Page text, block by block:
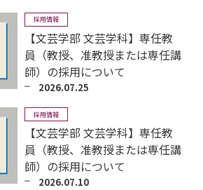
採用情報
【文芸学部 文芸学科】専任教
員（教授、准教授または専任講
師）の採用について
2026.07.25
採用情報
【文芸学部 文芸学科】専任教
員（教授、准教授または専任講
師）の採用について
2026.07.10